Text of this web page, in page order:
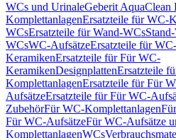
WCs und UrinaleGeberit AquaClean
KomplettanlagenErsatzteile für WC-
WCsErsatzteile für Wand-WCs
WCsWC-AufsätzeErsatzteile für
KeramikenErsatzteile für Für WC-
KeramikenDesignplattenErsatzteile
KomplettanlagenErsatzteile für Für
AufsätzeErsatzteile für Für WC-
ZubehörFür WC-Komplettanlagen
Für WC-AufsätzeFür WC-Aufsätze
KomplettanlagenWCs